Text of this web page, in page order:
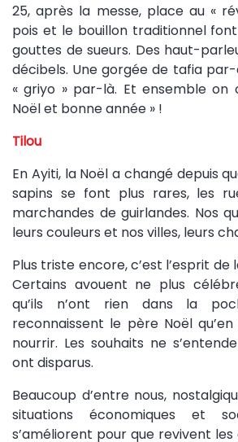
25, après la messe, place au «
pois et le bouillon traditionnel
gouttes de sueurs. Des haut-
décibels. Une gorgée de tafia
« griyo » par-là. Et ensemble on
Noël et bonne année » !
Tilou
En Ayiti, la Noël a changé depuis
sapins se font plus rares, les
marchandes de guirlandes. Nos
leurs couleurs et nos villes, leurs
Plus triste encore, c’est l’esprit de
Certains avouent ne plus
qu’ils n’ont rien dans la
reconnaissent le père Noël
nourrir. Les souhaits ne
ont disparus.
Beaucoup d’entre nous,
situations économiques et
s’améliorent pour que revivent